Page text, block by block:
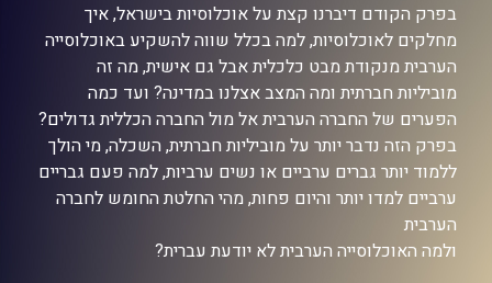
בפרק הקודם דיברנו קצת על אוכלוסיות בישראל, איך
מחלקים לאוכלוסיות, למה בכלל שווה להשקיע באוכלוסייה
הערבית מנקודת מבט כלכלית אבל גם אישית, מה זה
מוביליות חברתית ומה המצב אצלנו במדינה? ועד כמה
הפערים של החברה הערבית אל מול החברה הכללית גדולים?
בפרק הזה נדבר יותר על מוביליות חברתית, השכלה, מי הולך
ללמוד יותר גברים ערביים או נשים ערביות, למה פעם גבריים
ערביים למדו יותר והיום פחות, מהי החלטת החומש לחברה
הערבית
ולמה האוכלוסייה הערבית לא יודעת עברית?